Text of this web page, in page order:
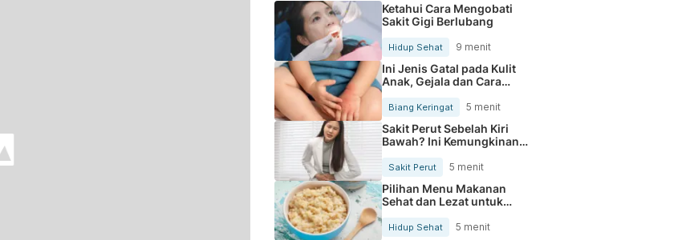
Ketahui Cara Mengobati
Sakit Gigi Berlubang
Hidup Sehat 9 menit
Ini Jenis Gatal pada Kulit
Anak, Gejala dan Cara
Mengobatinya
Biang Keringat 5 menit
Sakit Perut Sebelah Kiri
Bawah? Ini Kemungkinan
Sakit Perut 5 menit
Pilihan Menu Makanan
Sehat dan Lezat untuk
Mengurangi Kolesterol
Hidup Sehat 5 menit